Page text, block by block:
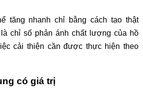
tăng nhanh chỉ bằng cách tạo thật
chỉ số phản ánh chất lượng của hồ
cải thiện cần được thực hiện theo
có giá trị